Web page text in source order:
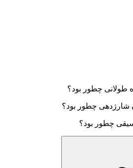
طولانی چطور بود؟
شارژدهی چطور بود؟
چطور بود؟